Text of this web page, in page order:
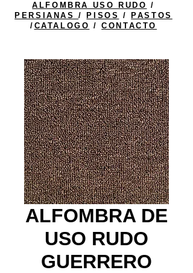
ALFOMBRA USO RUDO /
PERSIANAS/ PISOS /
PASTOS
/ CATALOGO /CONTACTO
ALFOMBRA DE
USO RUDO
GUERRERO